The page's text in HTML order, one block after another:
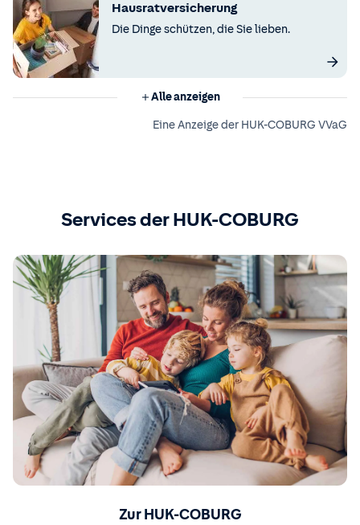
Hausratversicherung
Die Dinge schützen, die Sie lieben.
Alle anzeigen
Eine Anzeige der HUK-COBURG VVaG
Services der HUK-COBURG
Zur HUK-COBURG